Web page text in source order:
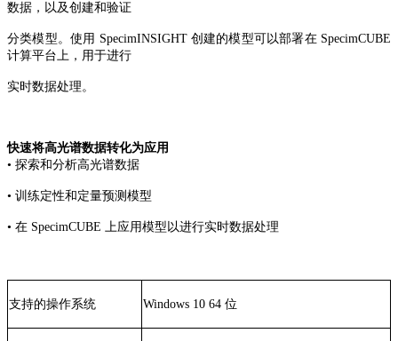
数据，以及创建和验证
分类模型。使用 SpecimINSIGHT 创建的模型可以部署在 SpecimCUBE
计算平台上，用于进行
实时数据处理。
快速将高光谱数据转化为应用
• 探索和分析高光谱数据
• 训练定性和定量预测模型
• 在 SpecimCUBE 上应用模型以进行实时数据处理
支持的操作系统 Windows 10 64 位